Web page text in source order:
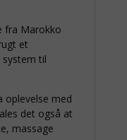
fra Marokko
et
til
oplevelse med
det også at
massage